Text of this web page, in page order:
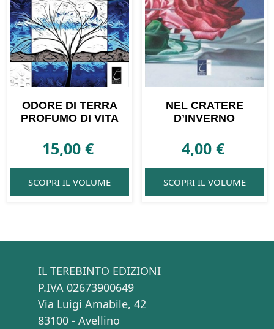
ODORE DI TERRA
PROFUMO DI VITA
15,00€
SCOPRI IL VOLUME
NEL CRATERE
D’INVERNO
4,00 €
SCOPRI IL VOLUME
IL TEREBINTO EDIZIONI
P.IVA 02673900649
Via Luigi Amabile, 42
83100 - Avellino